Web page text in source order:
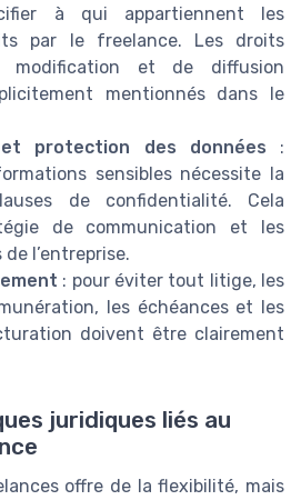
à qui appartiennent les
par le freelance. Les droits
modification et de diffusion
mentionnés dans le
protection des données :
sensibles nécessite la
de confidentialité. Cela
de communication et les
l’entreprise.
: pour éviter tout litige, les
les échéances et les
doivent être clairement
juridiques liés au
offre de la flexibilité, mais